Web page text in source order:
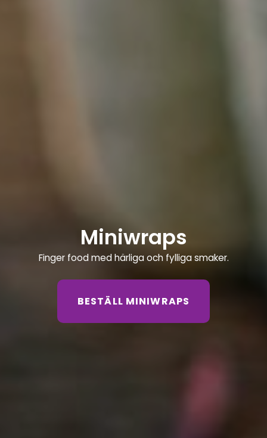
Miniwraps
Finger food med härliga och fylliga smaker.
BESTÄLL MINIWRAPS